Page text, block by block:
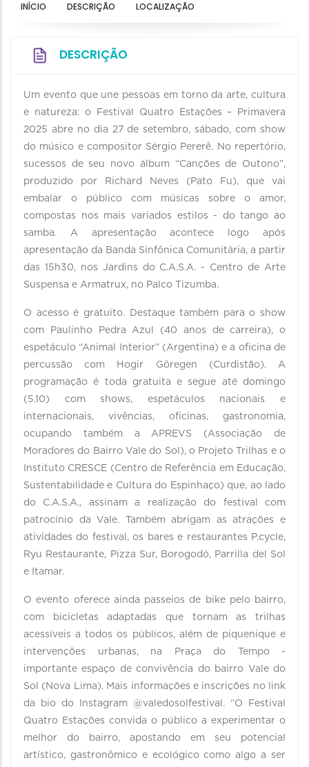
INÍCIO DESCRIÇÃO LOCALIZAÇÃO
DESCRIÇÃO
Um evento que une pessoas em torno da arte, cultura
e natureza: o Festival Quatro Estações – Primavera
2025 abre no dia 27 de setembro, sábado, com show
do músico e compositor Sérgio Pererê. No repertório,
sucessos de seu novo álbum “Canções de Outono”,
produzido por Richard Neves (Pato Fu), que vai
embalar o público com músicas sobre o amor,
compostas nos mais variados estilos - do tango ao
samba. A apresentação acontece logo após
apresentação da Banda Sinfônica Comunitária, a partir
das 15h30, nos Jardins do C.A.S.A. - Centro de Arte
Suspensa e Armatrux, no Palco Tizumba.
O acesso é gratuito. Destaque também para o show
com Paulinho Pedra Azul (40 anos de carreira), o
espetáculo “Animal Interior” (Argentina) e a oficina de
percussão com Hogir Göregen (Curdistão). A
programação é toda gratuita e segue até domingo
(5.10) com shows, espetáculos nacionais e
internacionais, vivências, oficinas, gastronomia,
ocupando também a APREVS (Associação de
Moradores do Bairro Vale do Sol), o Projeto Trilhas e o
Instituto CRESCE (Centro de Referência em Educação,
Sustentabilidade e Cultura do Espinhaço) que, ao lado
do C.A.S.A., assinam a realização do festival com
patrocínio da Vale. Também abrigam as atrações e
atividades do festival, os bares e restaurantes P.cycle,
Ryu Restaurante, Pizza Sur, Borogodó, Parrilla del Sol
e Itamar.
O evento oferece ainda passeios de bike pelo bairro,
com bicicletas adaptadas que tornam as trilhas
acessíveis a todos os públicos, além de piquenique e
intervenções urbanas, na Praça do Tempo -
importante espaço de convivência do bairro Vale do
Sol (Nova Lima). Mais informações e inscrições no link
da bio do Instagram @valedosolfestival. “O Festival
Quatro Estações convida o público a experimentar o
melhor do bairro, apostando em seu potencial
artístico, gastronômico e ecológico como algo a ser